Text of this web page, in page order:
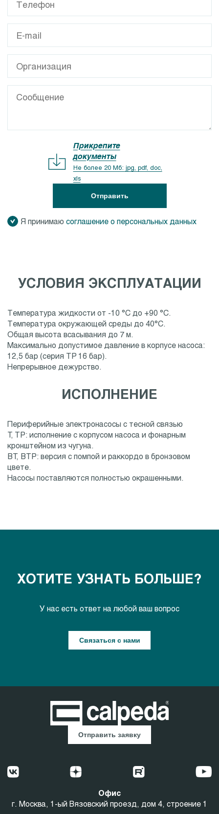
Прикрепите
документы
Не более 20 Мб: jpg, pdf, doc,
xls
Отправить
Я принимаю соглашение о персональных данных
УСЛОВИЯ ЭКСПЛУАТАЦИИ
Температура жидкости от -10 °C до +90 °C.
Температура окружающей среды до 40°C.
Общая высота всасывания до 7 м.
Максимально допустимое давление в корпусе насоса:
12,5 бар (серия TP 16 бар).
Непрерывное дежурство.
ИСПОЛНЕНИЕ
Периферийные электронасосы с тесной связью
T, TP: исполнение с корпусом насоса и фонарным
кронштейном из чугуна.
BT, BTP: версия с помпой и раккордо в бронзовом
цвете.
Насосы поставляются полностью окрашенными.
ХОТИТЕ УЗНАТЬ БОЛЬШЕ?
У нас есть ответ на любой ваш вопрос
Связаться с нами
Отправить заявку
Офис
г. Москва, 1-ый Вязовский проезд, дом 4, строение 1